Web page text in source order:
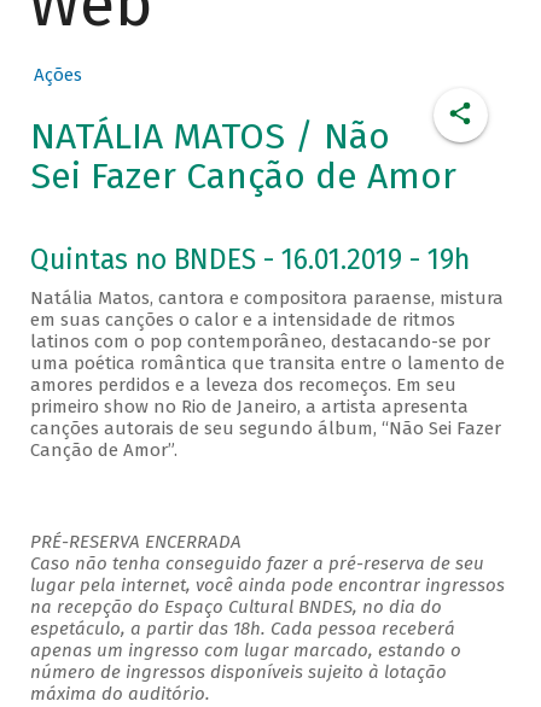
Ações
NATÁLIA MATOS / Não
Sei Fazer Canção de Amor
Quintas no BNDES - 16.01.2019 - 19h
Natália Matos, cantora e compositora paraense, mistura
em suas canções o calor e a intensidade de ritmos
latinos com o pop contemporâneo, destacando-se por
uma poética romântica que transita entre o lamento de
amores perdidos e a leveza dos recomeços. Em seu
primeiro show no Rio de Janeiro, a artista apresenta
canções autorais de seu segundo álbum, “Não Sei Fazer
Canção de Amor”.
PRÉ-RESERVA ENCERRADA
Caso não tenha conseguido fazer a pré-reserva de seu
lugar pela internet, você ainda pode encontrar ingressos
na recepção do Espaço Cultural BNDES, no dia do
espetáculo, a partir das 18h. Cada pessoa receberá
apenas um ingresso com lugar marcado, estando o
número de ingressos disponíveis sujeito à lotação
máxima do auditório.